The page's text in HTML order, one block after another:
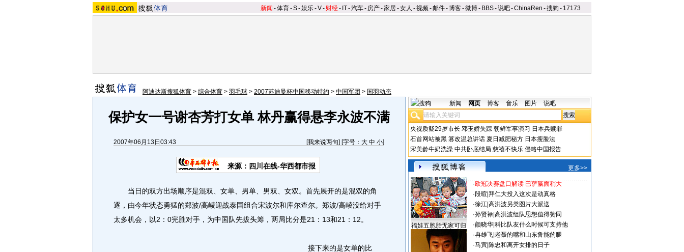
新闻 -体育-S-娱乐-V- 财经- IT-汽车- 房产-家居-女人 -视频-邮件-博客-微博- BBS-说吧-ChinaRen -搜狗 - 17173
阿迪达斯搜狐体育 > 综合体育 > 羽毛球 > 2007苏迪曼杯中国移动特约 > 中国军团 > 国羽动态
保护女一号谢杏芳打女单 林丹赢得悬李永波不满
2007年06月13日03:43 [我来说两句] [字号： 大 中 小]
来源：四川在线-华西都市报
当日的双方出场顺序是混双、女单、男单、男双、女双。首先展开的是混双的角
逐，由今年状态勇猛的郑波/高崚迎战泰国组合宋波尔和库尔查尔。郑波/高崚没给对手
太多机会，以2：0完胜对手，为中国队先拔头筹，两局比分是21：13和21：12。
接下来的是女单的比
新闻 网页 博客 音乐 图片 说吧
央视质疑29岁市长 邓玉娇失踪 朝鲜军事演习 日本兵赎罪
石首网站被黑 篡改温总讲话 夏日减肥秘方 日本瘦脸法
宋美龄牛奶洗澡 中共卧底结局 慈禧不快乐 侵略中国报告
更多>>
福娃五胞胎无家可归
·欧冠决赛盘口解读 巴萨赢面稍大
·段暄 拜仁大投入这次是动真格
·徐江| 高洪波另类图片大派送
·孙贤禄| 高洪波组队思想值得赞同
·颜晓华| 科比队友什么时候可支持他
·冉雄飞| 老聂的嘴和山东鲁能的腿
·马寅| 陈忠和离开女排的日子